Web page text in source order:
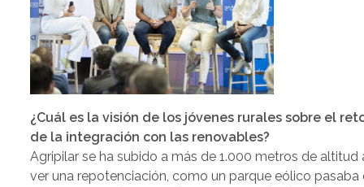
¿Cuál es la visión de los jóvenes rurales sobre el
de la integración con las renovables?
Agripilar se ha subido a más de 1.000 metros de altitud
ver una repotenciación, como un parque eólico pasaba